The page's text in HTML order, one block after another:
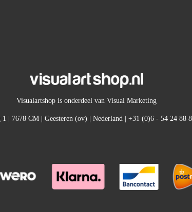
Visualartshop is onderdeel van Visual Marketing
1 | 7678 CM | Geesteren (ov) | Nederland | +31 (0)6 - 54 24 88